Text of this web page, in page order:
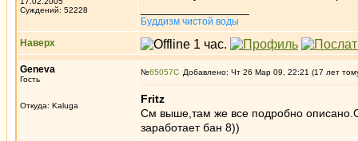
Суждений: 52228
Буддизм чистой воды
Наверх
Geneva
Гость
Откуда: Kaluga
№65057 Добавлено: Чт 26 Мар 09, 22:21 (17 лет
Fritz
См выше,там же все подробно
заработает бан 8))